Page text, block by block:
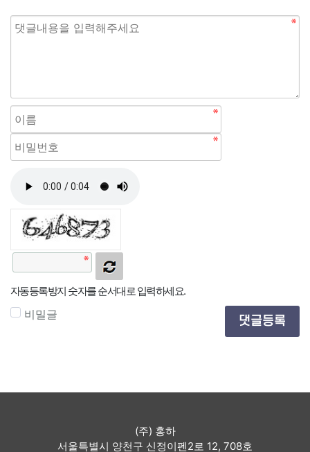
자동등록방지 숫자를 순서대로 입력하세요.
비밀글 댓글등록
(주) 홍하
서울특별시 양천구 신정이펜2로 12, 708호